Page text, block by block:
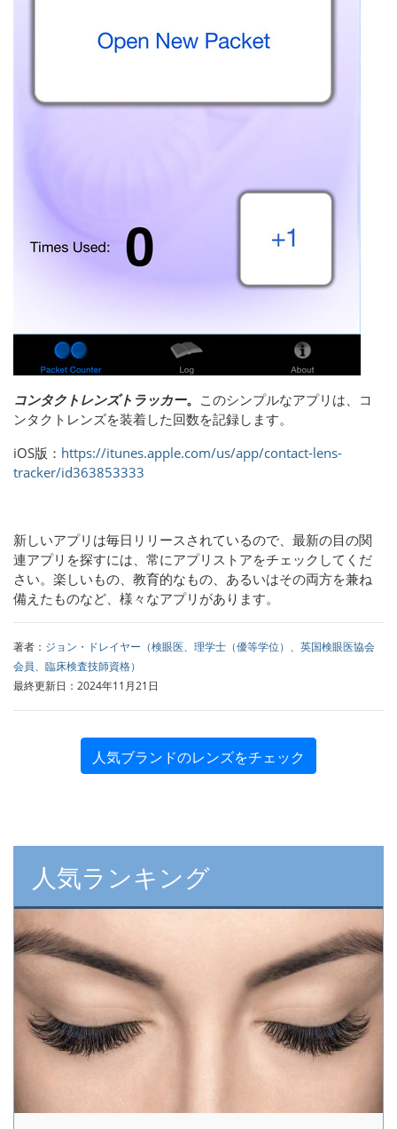
コンタクトレンズトラッカー。 このシンプルなアプリは、コ
ンタクトレンズを装着した回数を記録します。
iOS版： https://itunes.apple.com/us/app/contact-lens-
tracker/id363853333
新しいアプリは毎日リリースされているので、最新の目の関
連アプリを探すには、常にアプリストアをチェックしてくだ
さい。楽しいもの、教育的なもの、あるいはその両方を兼ね
備えたものなど、様々なアプリがあります。
著者： ジョン・ドレイヤー（検眼医、理学士（優等学位）、英国検眼医協会
会員、臨床検査技師資格）
最終更新日：2024年11月21日
人気ブランドのレンズをチェック
人気ランキング